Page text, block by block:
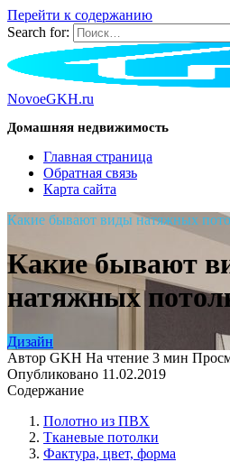
Перейти к содержанию
Search for:
NovoeGKH.ru
Домашняя недвижимость
Главная страница
Обратная связь
Карта сайта
Какие бывают виды натяжных
Какие бывают
натяжных
Дизайн
Автор GKH На чтение 3 мин
Опубликовано 11.02.2019
Содержание
Полотно из ПВХ
Тканевые потолки
Фактура, цвет, форма